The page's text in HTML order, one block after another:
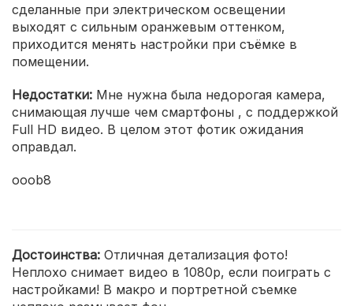
сделанные при электрическом освещении
выходят с сильным оранжевым оттенком,
приходится менять настройки при съёмке в
помещении.
Недостатки: Мне нужна была недорогая камера,
снимающая лучше чем смартфоны , с поддержкой
Full HD видео. В целом этот фотик ожидания
оправдал.
ooob8
Достоинства: Отличная детализация фото!
Неплохо снимает видео в 1080р, если поиграть с
настройками! В макро и портретной съемке